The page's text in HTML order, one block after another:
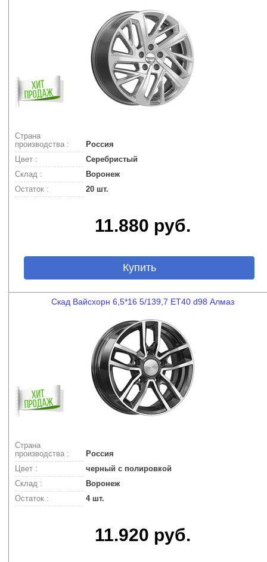
Страна
производства :
Россия
Цвет :
Серебристый
Склад :
Воронеж
Остаток :
20 шт.
11.880 руб.
Купить
Скад Вайсхорн 6,5*16 5/139,7 ET40 d98 Алмаз
Страна
производства :
Россия
Цвет :
черный с полировкой
Склад :
Воронеж
Остаток :
4 шт.
11.920 руб.